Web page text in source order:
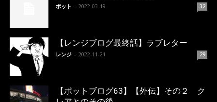
ポット - 2022-03-19 32
【レンジブログ最終話】ラブレター
レンジ - 2022-11-21 29
【ポットブログ63】【外伝】その２ ク